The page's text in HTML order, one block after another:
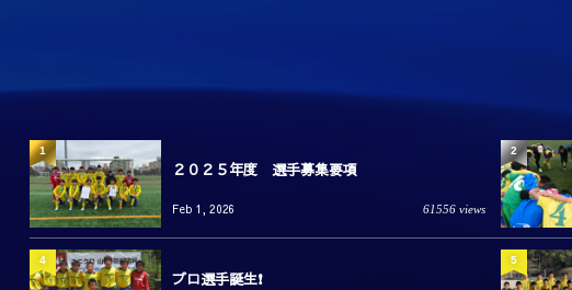
２０２５年度 選手募集要項
Feb 1, 2026 61556 views
1 2
プロ選手誕生❗️
4 5